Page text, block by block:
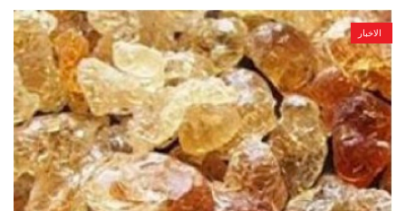
الاخبار